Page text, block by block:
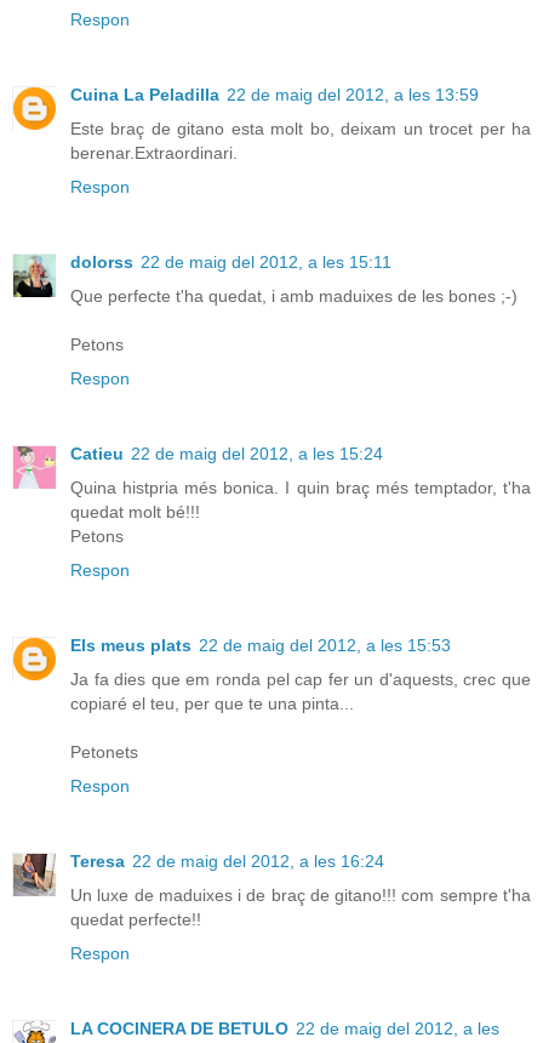
Respon
Cuina La Peladilla 22 de maig del 2012, a les 13:59
Este braç de gitano esta molt bo, deixam un trocet per ha
berenar.Extraordinari.
Respon
dolorss 22 de maig del 2012, a les 15:11
Que perfecte t'ha quedat, i amb maduixes de les bones ;-)
Petons
Respon
Catieu 22 de maig del 2012, a les 15:24
Quina histpria més bonica. I quin braç més temptador, t'ha
quedat molt bé!!!
Petons
Respon
Els meus plats 22 de maig del 2012, a les 15:53
Ja fa dies que em ronda pel cap fer un d'aquests, crec que
copiaré el teu, per que te una pinta...
Petonets
Respon
Teresa 22 de maig del 2012, a les 16:24
Un luxe de maduixes i de braç de gitano!!! com sempre t'ha
quedat perfecte!!
Respon
LA COCINERA DE BETULO 22 de maig del 2012, a les